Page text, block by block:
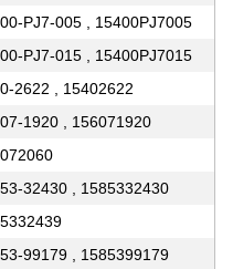
PJ7-005 , 15400PJ7005
PJ7-015 , 15400PJ7015
2622 , 15402622
1920 , 156071920
32430 , 1585332430
99179 , 1585399179